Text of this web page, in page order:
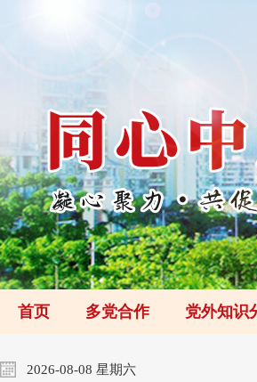
首页 多党合作 党外知识
2026-08-08 星期六